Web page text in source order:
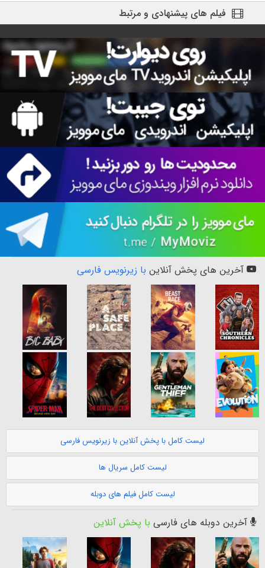
فیلم های پیشنهادی و مرتبط
آخرین های پخش آنلاین با زیرنویس فارسی
لیست کامل با پخش آنلاین با زیرنویس فارسی
لیست کامل سریال ها
لیست کامل فیلم های دوبله
آخرین دوبله های فارسی با پخش آنلاین